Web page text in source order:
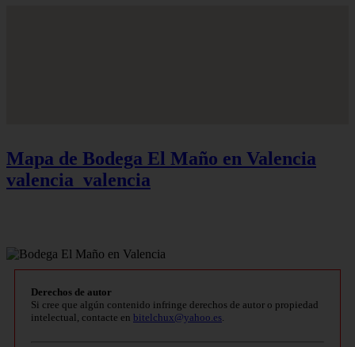
Mapa de Bodega El Maño en Valencia
valencia_valencia
Derechos de autor
Si cree que algún contenido infringe derechos de autor o propiedad
intelectual, contacte en bitelchux@yahoo.es